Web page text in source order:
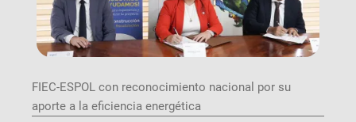
FIEC-ESPOL con reconocimiento nacional por su
aporte a la eficiencia energética